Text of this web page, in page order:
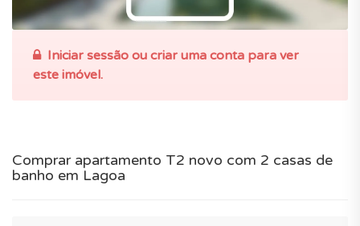
Iniciar sessão ou criar uma conta para ver
este imóvel.
Comprar apartamento T2 novo com 2 casas de
banho em Lagoa